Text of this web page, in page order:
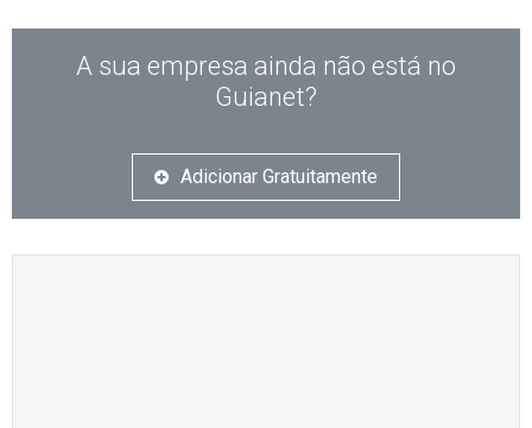
A sua empresa ainda não está no
Guianet?
Adicionar Gratuitamente